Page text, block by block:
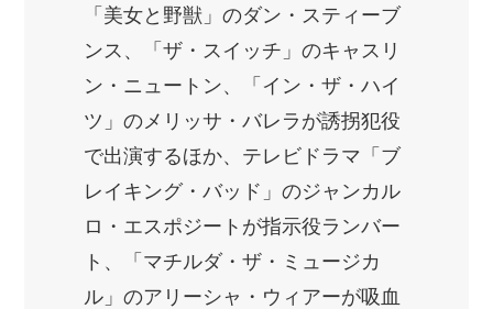
「美女と野獣」のダン・スティーブ
ンス、「ザ・スイッチ」のキャスリ
ン・ニュートン、「イン・ザ・ハイ
ツ」のメリッサ・バレラが誘拐犯役
で出演するほか、テレビドラマ「ブ
レイキング・バッド」のジャンカル
ロ・エスポジートが指示役ランバー
ト、「マチルダ・ザ・ミュージカ
ル」のアリーシャ・ウィアーが吸血